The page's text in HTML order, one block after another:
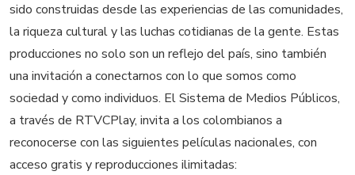
sido construidas desde las experiencias de las comunidades,
la riqueza cultural y las luchas cotidianas de la gente. Estas
producciones no solo son un reflejo del país, sino también
una invitación a conectarnos con lo que somos como
sociedad y como individuos. El Sistema de Medios Públicos,
a través de RTVCPlay, invita a los colombianos a
reconocerse con las siguientes películas nacionales, con
acceso gratis y reproducciones ilimitadas: